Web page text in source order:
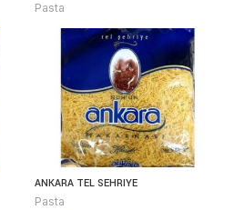
Pasta
ANKARA TEL SEHRIYE
Pasta